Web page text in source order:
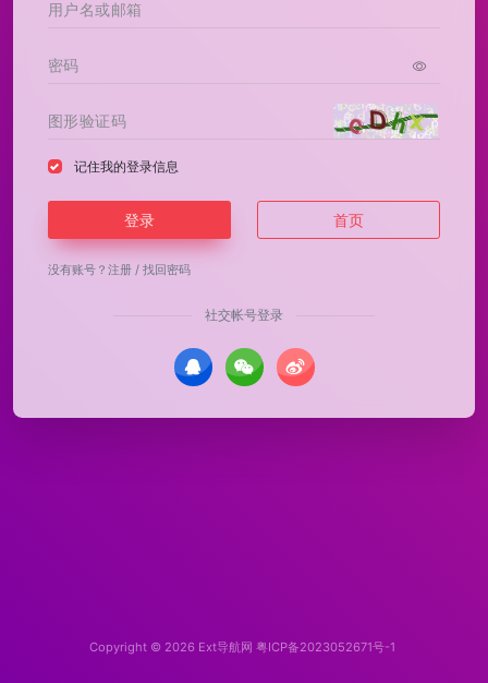
记住我的登录信息
登录 首页
没有账号？ 注册 / 找回密码
社交帐号登录
Copyright © 2026 Ext导航网 粤ICP备2023052671号-1